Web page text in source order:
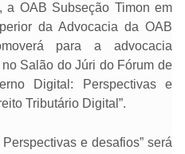
a OAB Subseção Timon em
da Advocacia da OAB
para a advocacia
Salão do Júri do Fórum de
Digital: Perspectivas e
Tributário Digital”.
e desafios” será